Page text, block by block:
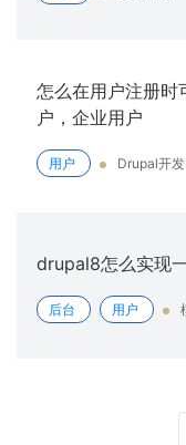
怎么在用户注册时
户，企业用户
用户 Drupal开发
drupal8怎么实现
后台 用户